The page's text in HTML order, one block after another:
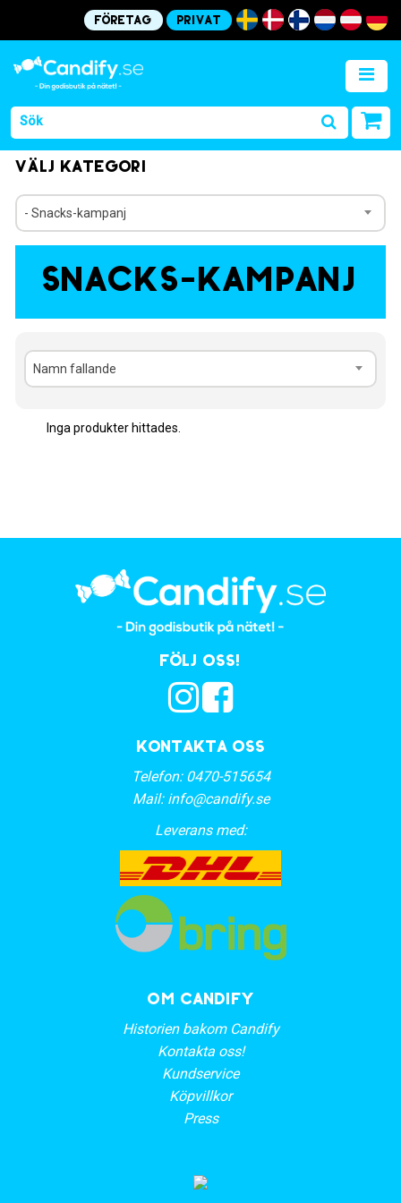
Företag Privat
Välj kategori
- Snacks-kampanj
Snacks-kampanj
Namn fallande
Inga produkter hittades.
Kontakta oss
Telefon: 0470-515654
Mail: info@candify.se
Leverans med:
Följ oss!
OM CANDIFY
Historien bakom Candify
Kontakta oss!
Kundservice
Köpvillkor
Press